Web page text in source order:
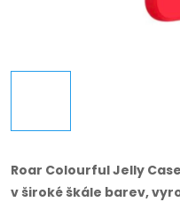
Roar Colourful Jelly
v široké škále barev,